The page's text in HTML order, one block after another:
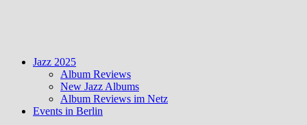
Jazz 2025
Album Reviews
New Jazz Albums
Album Reviews im Netz
Events in Berlin